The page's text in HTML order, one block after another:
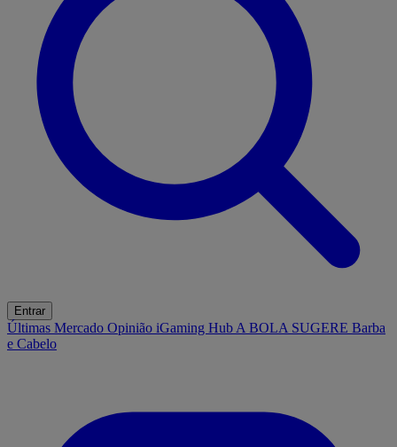
Entrar
Últimas Mercado Opinião iGaming Hub A BOLA SUGERE Barba
e Cabelo